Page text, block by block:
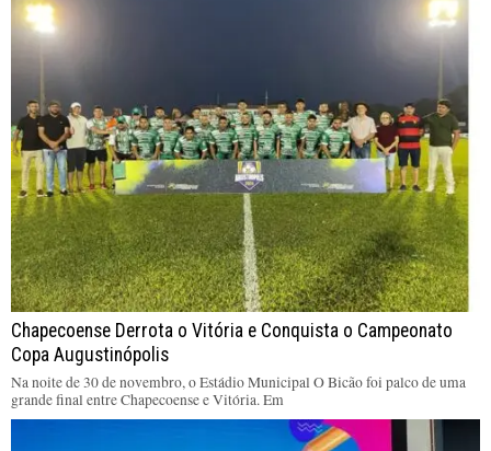
Chapecoense Derrota o Vitória e Conquista o Campeonato
Copa Augustinópolis
Na noite de 30 de novembro, o Estádio Municipal O Bicão foi palco de uma
grande final entre Chapecoense e Vitória. Em